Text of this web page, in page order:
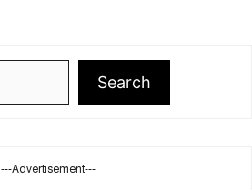
Search
---Advertisement---